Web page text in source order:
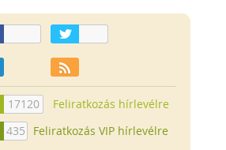
17120
Feliratkozás hírlevélre
435
Feliratkozás VIP hírlevélre